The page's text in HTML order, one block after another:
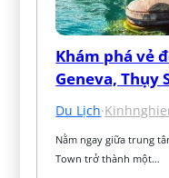
Khám phá vẻ
Geneva, Thụy
Du Lịch·
Nằm ngay giữa trung
Town trở thành một…